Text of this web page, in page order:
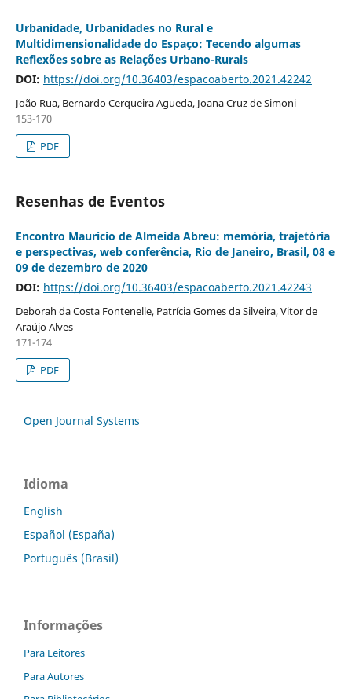
Urbanidade, Urbanidades no Rural e
Multidimensionalidade do Espaço: Tecendo algumas
Reflexões sobre as Relações Urbano-Rurais
DOI: https://doi.org/10.36403/espacoaberto.2021.42242
João Rua, Bernardo Cerqueira Agueda, Joana Cruz de Simoni
153-170
PDF
Resenhas de Eventos
Encontro Mauricio de Almeida Abreu: memória, trajetória
e perspectivas, web conferência, Rio de Janeiro, Brasil, 08 e
09 de dezembro de 2020
DOI: https://doi.org/10.36403/espacoaberto.2021.42243
Deborah da Costa Fontenelle, Patrícia Gomes da Silveira, Vitor de
Araújo Alves
171-174
PDF
Open Journal Systems
Idioma
English
Español (España)
Português (Brasil)
Informações
Para Leitores
Para Autores